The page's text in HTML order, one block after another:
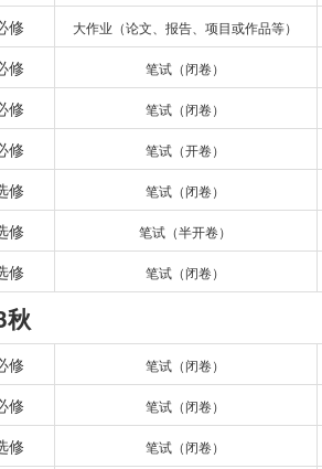
修 大作业（论文、报告、项目或作品等）
修 笔试（闭卷）
修 笔试（闭卷）
修 笔试（开卷）
修 笔试（闭卷）
修 笔试（半开卷）
修 笔试（闭卷）
秋
修 笔试（闭卷）
修 笔试（闭卷）
修 笔试（闭卷）